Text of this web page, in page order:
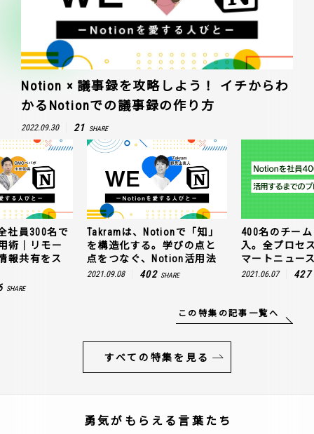
Notion × 議事録を攻略しよう！ イチからわ
かるNotionでの議事録の作り方
2022.09.30 21 SHARE
社員300名で
術｜リモー
報共有をス
SHARE
Takramは、Notionで「知」
を構造化する。学びの点と
点をつなぐ、Notion活用法
2021.09.08 402 SHARE
400名のチー
入。全プロセ
マートニュー
2021.06.07 427
この特集の記事一覧へ
すべての特集を見る
勇気がもらえる言葉たち